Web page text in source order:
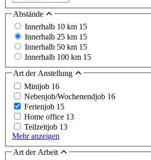
Abstände
Innerhalb 10 km 15
Innerhalb 25 km 15
Innerhalb 50 km 15
Innerhalb 100 km 15
Art der Anstellung
Minijob 16
Nebenjob/Wochenendjob 16
Ferienjob 15
Home office 13
Teilzeitjob 13
Mehr anzeigen
Art der Arbeit